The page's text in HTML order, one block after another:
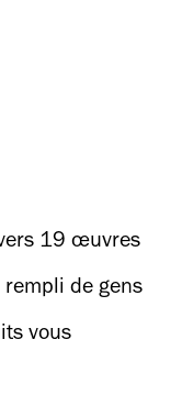
19 œuvres
rempli de gens
vous